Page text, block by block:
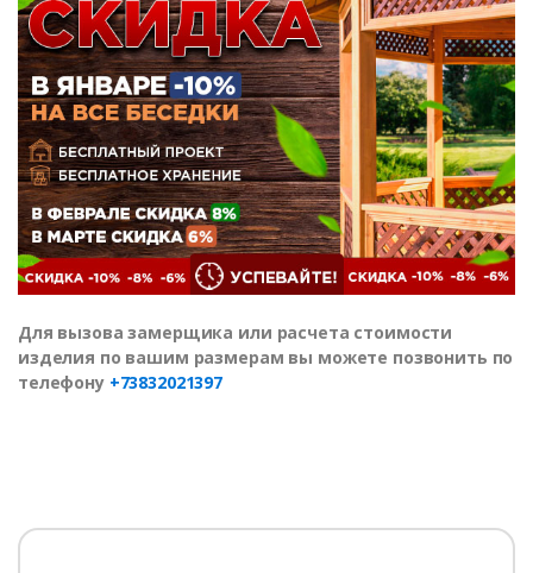
Для вызова замерщика или расчета стоимости
изделия по вашим размерам вы можете позвонить по
телефону +73832021397